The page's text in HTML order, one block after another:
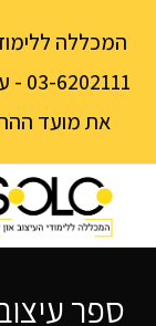
המכללה
את מועד